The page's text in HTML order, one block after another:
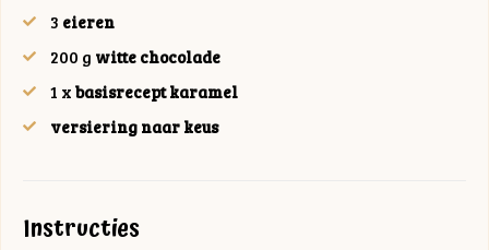
3 eieren
200 g witte chocolade
1 x basisrecept karamel
versiering naar keus
Instructies